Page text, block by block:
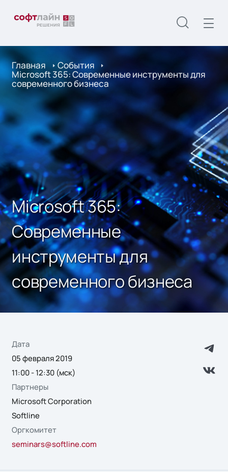
Главная События
Microsoft 365: Современные инструменты для
современного бизнеса
Microsoft 365:
Современные
инструменты для
современного бизнеса
Дата
05 февраля 2019
11:00 - 12:30 (мск)
Партнеры
Microsoft Corporation
Softline
Оргкомитет
seminars@softline.com